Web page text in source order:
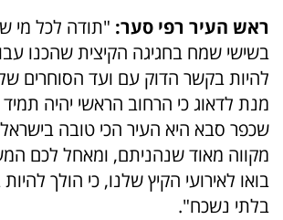
ראש העיר רפי סער: "תודה לכל מי
בשישי שמח בחגיגה הקיצית שהכנו
להיות בקשר הדוק עם ועד הסוחרים
מנת לדאוג כי הרחוב הראשי יהיה
שכפר סבא היא העיר הכי טובה
מקווה מאוד שנהניתם, ומאחל לכם
בואו לאירועי הקיץ שלנו, כי הולך
בלתי נשכח".